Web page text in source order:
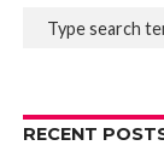
RECENT